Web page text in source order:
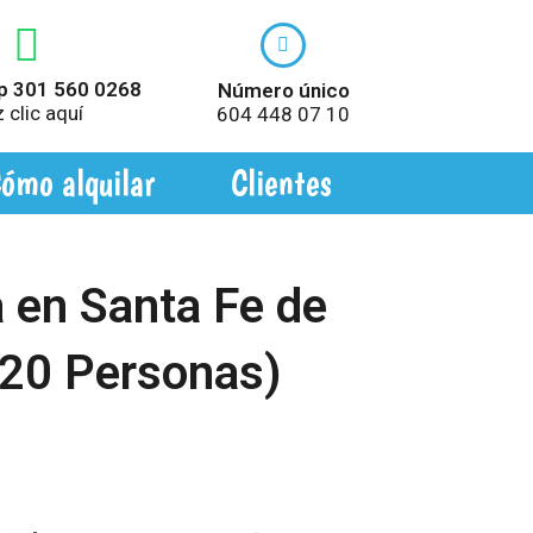
301 560 0268
clic aquí
Número único
604 448 07 10
alquilar Clientes
Santa Fe de
Personas)